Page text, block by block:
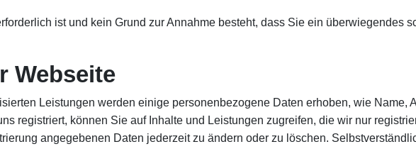
ist und kein Grund zur Annahme besteht, dass Sie ein überwiegendes
Webseite
Leistungen werden einige personenbezogene Daten erhoben, wie Name,
registriert, können Sie auf Inhalte und Leistungen zugreifen, die wir nur
angegebenen Daten jederzeit zu ändern oder zu löschen.